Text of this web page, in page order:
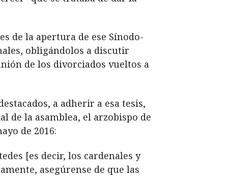
de la apertura de ese Sínodo-
obligándolos a discutir
de los divorciados vueltos a
a adherir a esa tesis,
de la asamblea, el arzobispo de
de 2016:
[es decir, los cardenales y
asegúrense de que las